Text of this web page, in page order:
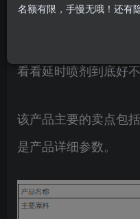
延时喷剂经常会被消
副作用吗？本期我们
看看延时喷剂到底好
该产品主要的卖点包
是产品详细参数。
名额有限，手慢无哦！还有